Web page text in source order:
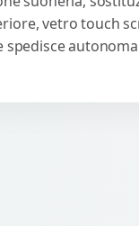
vetro touch